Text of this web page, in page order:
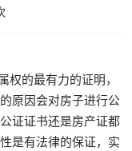
的最有力的证明，
原因会对房子进行公
证证书还是房产证都
是有法律的保证，实